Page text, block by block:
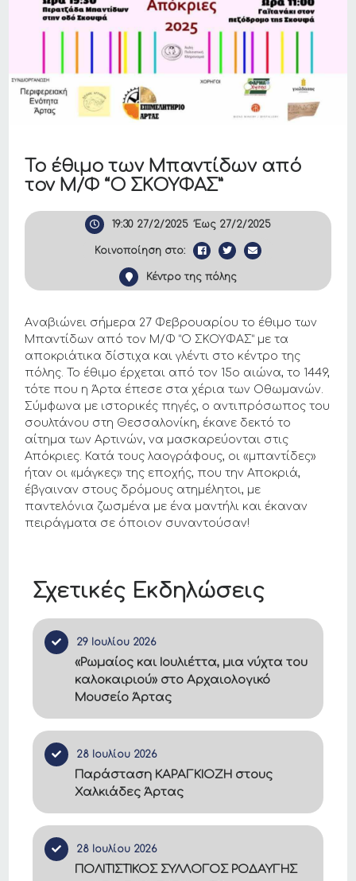
Σχετικές Εκδηλώσεις
29 Ιουλίου 2026
«Ρωμαίος και Ιουλιέττα, μια νύχτα του
καλοκαιριού» στο Αρχαιολογικό
Μουσείο Άρτας
28 Ιουλίου 2026
Παράσταση ΚΑΡΑΓΚΙΟΖΗ στους
Χαλκιάδες Άρτας
28 Ιουλίου 2026
ΠΟΛΙΤΙΣΤΙΚΟΣ ΣΥΛΛΟΓΟΣ ΡΟΔΑΥΓΗΣ
Το έθιμο των Μπαντίδων από
τον Μ/Φ “Ο ΣΚΟΥΦΑΣ”
19:30 27/2/2025Έως 27/2/2025
Κοινοποίηση στο:
Κέντρο της πόλης
Aναβιώνει σήμερα 27 Φεβρουαρίου το έθιμο των
Μπαντίδων από τον Μ/Φ “Ο ΣΚΟΥΦΑΣ” με τα
αποκριάτικα δίστιχα και γλέντι στο κέντρο της
πόλης. Το έθιμο έρχεται από τον 15ο αιώνα, το 1449,
τότε που η Άρτα έπεσε στα χέρια των Οθωμανών.
Σύμφωνα με ιστορικές πηγές, ο αντιπρόσωπος του
σουλτάνου στη Θεσσαλονίκη, έκανε δεκτό το
αίτημα των Αρτινών, να μασκαρεύονται στις
Απόκριες. Κατά τους λαογράφους, οι «μπαντίδες»
ήταν οι «μάγκες» της εποχής, που την Αποκριά,
έβγαιναν στους δρόμους ατημέλητοι, με
παντελόνια ζωσμένα με ένα μαντήλι και έκαναν
πειράγματα σε όποιον συναντούσαν!